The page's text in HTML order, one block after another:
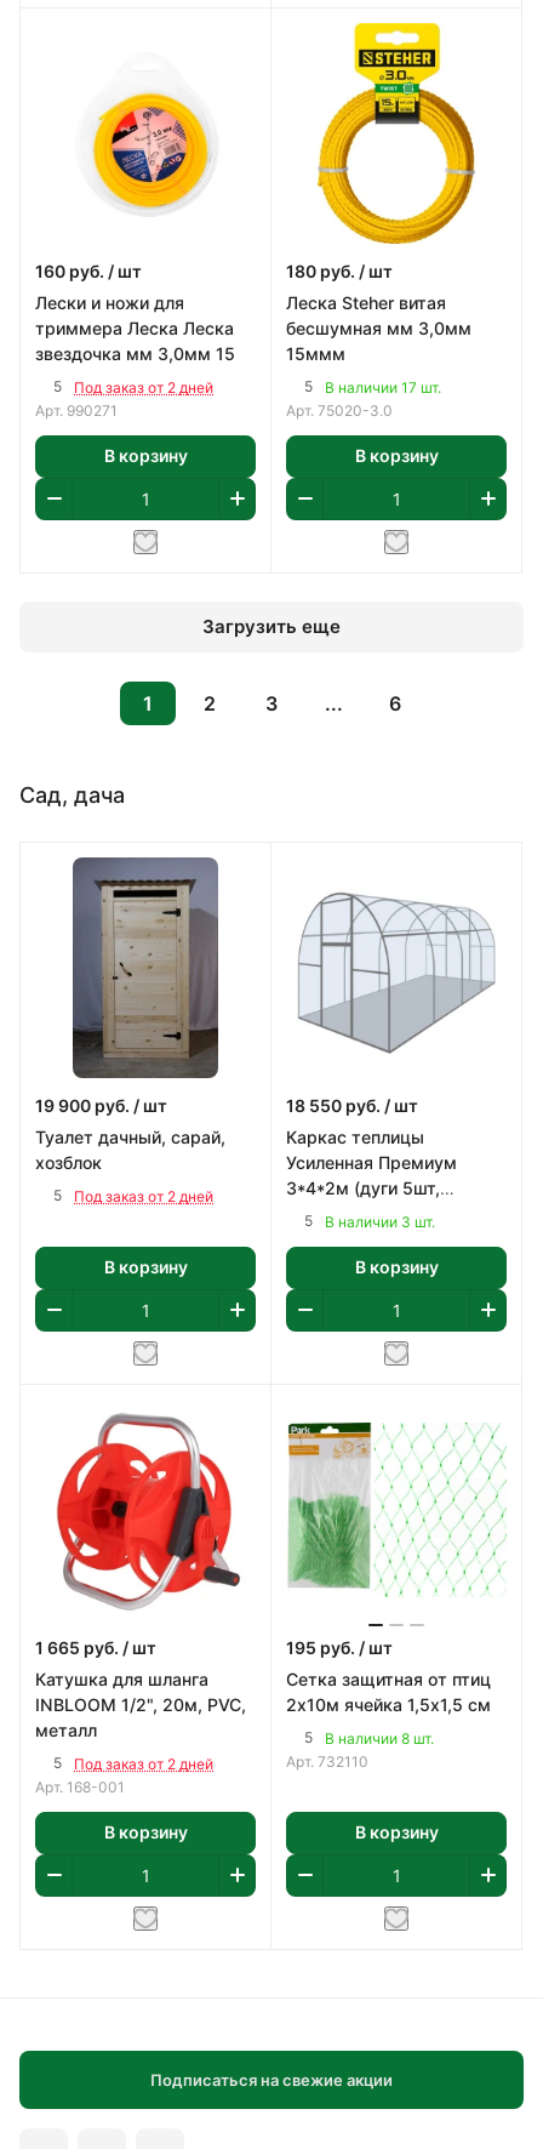
160 руб. / шт
Лески и ножи для
триммера Леска Леска
звездочка мм 3,0мм 15
5
Под заказ от 2 дней
Арт. 990271
В корзину
180 руб. / шт
Леска Steher витая
бесшумная мм 3,0мм
15ммм
5
В наличии 17 шт.
Арт. 75020-3.0
В корзину
Загрузить еще
1 2 3 ... 6
Сад, дача
19 900 руб. / шт
Туалет дачный, сарай,
хозблок
5 Под заказ от 2 дней
В корзину
18 550 руб. / шт
Каркас теплицы
Усиленная Премиум
3*4*2м (дуги 5шт,
поперечные, пакет с
5 В наличии 3 шт.
В корзину
1 665 руб. / шт
Катушка для шланга
INBLOOM 1/2", 20м, PVC,
металл
5
Под заказ от 2 дней
Арт. 168-001
В корзину
195 руб. / шт
Сетка защитная от птиц
2х10м ячейка 1,5х1,5 см
5
В наличии 8 шт.
Арт. 732110
В корзину
Подписаться на свежие акции